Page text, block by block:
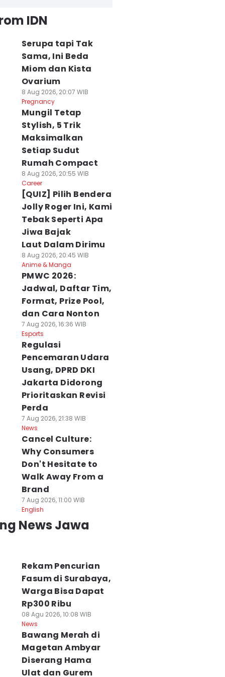
IDN
Serupa tapi Tak
Sama, Ini Beda
Miom dan Kista
Ovarium
8 Aug 2026, 20:07 WIB
Pregnancy
Mungil Tetap
Stylish, 5 Trik
Maksimalkan
Setiap Sudut
Rumah Compact
8 Aug 2026, 20:55 WIB
Career
[QUIZ] Pilih Bendera
Jolly Roger Ini, Kami
Tebak Seperti Apa
Jiwa Bajak
Laut Dalam Dirimu
8 Aug 2026, 20:45 WIB
Anime & Manga
PMWC 2026:
Jadwal, Daftar Tim,
Format, Prize Pool,
dan Cara Nonton
7 Aug 2026, 16:36 WIB
Esports
Regulasi
Pencemaran Udara
Usang, DPRD DKI
Jakarta Didorong
Prioritaskan Revisi
Perda
7 Aug 2026, 21:38 WIB
News
Cancel Culture:
Why Consumers
Don't Hesitate to
Walk Away From a
Brand
7 Aug 2026, 11:00 WIB
English
News Jawa
Rekam Pencurian
Fasum di Surabaya,
Warga Bisa Dapat
Rp300 Ribu
08 Agu 2026, 10:08 WIB
News
Bawang Merah di
Magetan Ambyar
Diserang Hama
Ulat dan Gurem